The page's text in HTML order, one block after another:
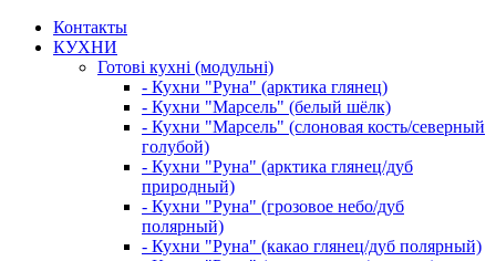
Контакты
КУХНИ
Готові кухні (модульні)
- Кухни "Руна" (арктика глянец)
- Кухни "Марсель" (белый шёлк)
- Кухни "Марсель" (слоновая кость/северный
голубой)
- Кухни "Руна" (арктика глянец/дуб
природный)
- Кухни "Руна" (грозовое небо/дуб
полярный)
- Кухни "Руна" (какао глянец/дуб полярный)